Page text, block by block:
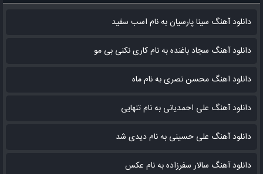
دانلود آهنگ سینا پارسیان به نام اسب سفید
دانلود آهنگ سجاد باغنده به نام کاری نکنی بی مو
دانلود اهنگ محسن نصری به نام‌ ماه
دانلود آهنگ علی احمدیانی به نام تنهایی
دانلود آهنگ علی حسینی به نام دیدی شد
دانلود آهنگ سالار سفرزاده به نام عکس